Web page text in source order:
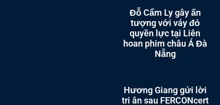
Đỗ Cẩm Ly gây ấn
tượng với váy đỏ
quyền lực tại Liên
hoan phim châu Á Đà
Nẵng
Hương Giang gửi lời
tri ân sau FERCONcert